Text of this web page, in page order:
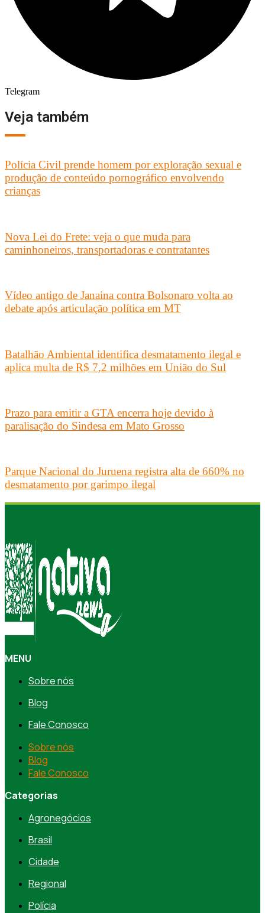
Telegram
Veja também
Polícia Civil prende homem por exploração sexual e
produção de conteúdo pornográfico envolvendo
crianças
Nova Lei do Frete: veja o que muda para
caminhoneiros, transportadoras e contratantes
Vídeo antigo de Janaina contra Bolsonaro volta ao
debate após articulação política em MT
Batalhão Ambiental identifica desmatamento ilegal e
aplica multa de R$ 7,2 milhões em União do Sul
Prazo para emitir a GTA encerra hoje devido à
paralisação do Sindesa em Mato Grosso
Parque Nacional do Juruena registra alta de 660% no
desmatamento por garimpo ilegal
MENU
Sobre nós
Blog
Fale Conosco
Sobre nós
Blog
Fale Conosco
Categorias
Agronegócios
Brasil
Cidade
Regional
Polícia